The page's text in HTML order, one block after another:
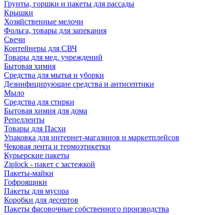
Грунты, горшки и пакеты для рассады
Крышки
Хозяйственные мелочи
Фольга, товары для запекания
Свечи
Контейнеры для СВЧ
Товары для мед. учреждений
Бытовая химия
Средства для мытья и уборки
Дезинфицирующие средства и антисептики
Мыло
Средства для стирки
Бытовая химия для дома
Репелленты
Товары для Пасхи
Упаковка для интернет-магазинов и маркетплейсов
Чековая лента и термоэтикетки
Курьерские пакеты
Ziplock - пакет с застежкой
Пакеты-майки
Гофроящики
Пакеты для мусора
Коробки для десертов
Пакеты фасовочные собственного производства